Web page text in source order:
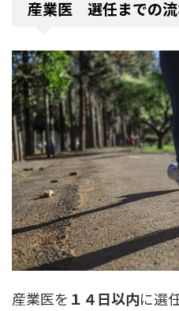
産業医 選任までの
産業医を １４日以内に選